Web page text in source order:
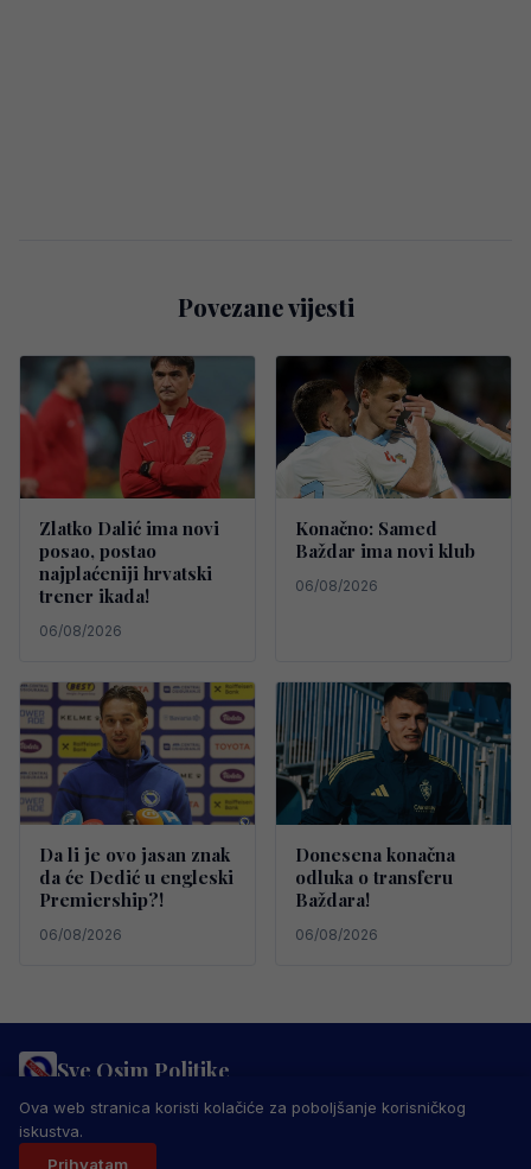
Povezane vijesti
Zlatko Dalić ima novi
posao, postao
najplaćeniji hrvatski
trener ikada!
06/08/2026
Konačno: Samed
Baždar ima novi klub
06/08/2026
Da li je ovo jasan znak
da će Dedić u engleski
Premiership?!
06/08/2026
Donesena konačna
odluka o transferu
Baždara!
06/08/2026
Sve Osim Politike
PRAVILA PRIVATNOSTI MARKETING
USLOVI KORIŠTENJA
IMPRESSUM
© 2026 Sve Osim Politike. Sva prava zadržana.
Ova web stranica koristi kolačiće za poboljšanje korisničkog
iskustva.
Prihvatam